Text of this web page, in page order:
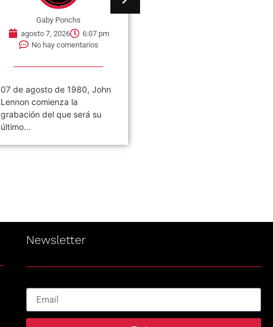
Gaby Ponchs
agosto 7, 2026
6:07 pm
No hay comentarios
07 de agosto de 1980, John
Lennon comienza la
grabación del que será su
último...
Newsletter